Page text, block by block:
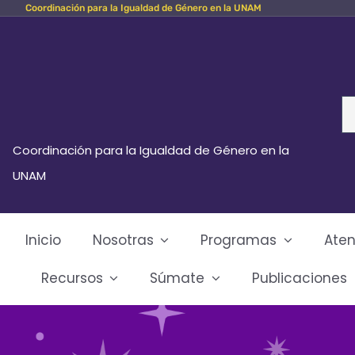
Skip Coordinación para la Igualdad de Género en la UNAM
Coordinación para la Igualdad de Género en la
UNAM
Inicio Nosotras Programas
Recursos
Súmate Publicaciones